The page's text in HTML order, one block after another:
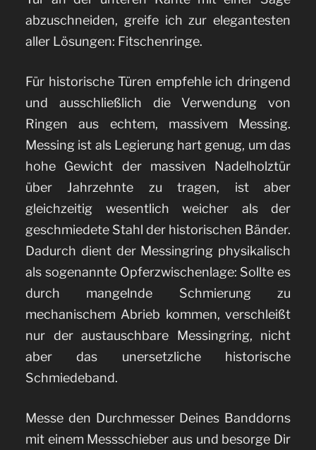
abzuschneiden, greife ich zur elegantesten
aller Lösungen: Fitschenringe.
Für historische Türen empfehle ich dringend
und ausschließlich die Verwendung von
Ringen aus echtem, massivem Messing.
Messing ist als Legierung hart genug, um das
hohe Gewicht der massiven Nadelholztür
über Jahrzehnte zu tragen, ist aber
gleichzeitig wesentlich weicher als der
geschmiedete Stahl der historischen Bänder.
Dadurch dient der Messingring physikalisch
als sogenannte Opferzwischenlage: Sollte es
durch mangelnde Schmierung zu
mechanischem Abrieb kommen, verschleißt
nur der austauschbare Messingring, nicht
aber das unersetzliche historische
Schmiedeband.
Messe den Durchmesser Deines Banddorns
mit einem Messschieber aus und besorge Dir